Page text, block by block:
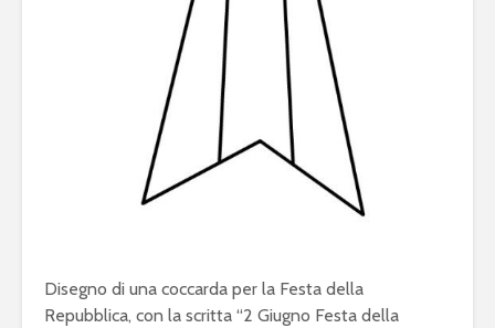
Disegno di una coccarda per la Festa della
Repubblica, con la scritta “2 Giugno Festa della